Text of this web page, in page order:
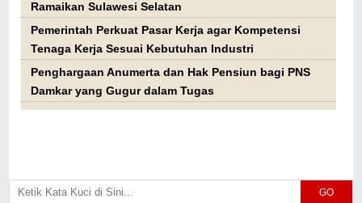
Ramaikan Sulawesi Selatan
Pemerintah Perkuat Pasar Kerja agar Kompetensi
Tenaga Kerja Sesuai Kebutuhan Industri
Penghargaan Anumerta dan Hak Pensiun bagi PNS
Damkar yang Gugur dalam Tugas
GO